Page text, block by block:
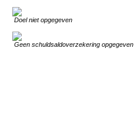
Doel niet opgegeven
Geen schuldsaldoverzekering opgegeven